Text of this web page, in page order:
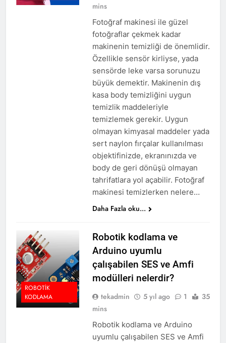
mins
Fotoğraf makinesi ile güzel
fotoğraflar çekmek kadar
makinenin temizliği de önemlidir.
Özellikle sensör kirliyse, yada
sensörde leke varsa sorunuzu
büyük demektir. Makinenin dış
kasa body temizliğini uygun
temizlik maddeleriyle
temizlemek gerekir. Uygun
olmayan kimyasal maddeler yada
sert naylon fırçalar kullanılması
objektifinizde, ekranınızda ve
body de geri dönüşü olmayan
tahrifatlara yol açabilir. Fotoğraf
makinesi temizlerken nelere…
Daha Fazla oku...
ROBOTIK
KODLAMA
Robotik kodlama ve
Arduino uyumlu
çalışabilen SES ve Amfi
modülleri nelerdir?
tekadmin 5 yıl ago 1
35
mins
Robotik kodlama ve Arduino
uyumlu çalışabilen SES ve Amfi